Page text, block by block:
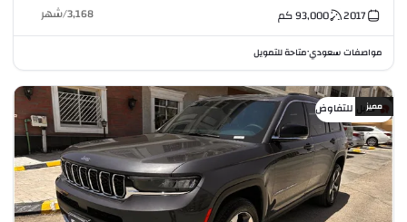
2017
93,000كم 3,168
/شهر
مواصفات سعودي•متاحة للتمويل
قابل للتفاوضمميز